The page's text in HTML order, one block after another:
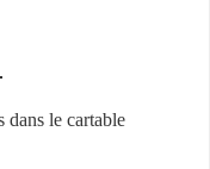
dans le cartable